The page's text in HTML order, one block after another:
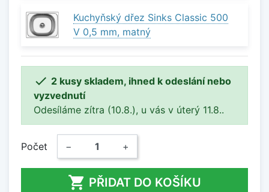
Kuchyňský dřez Sinks Classic 500
V 0,5 mm, matný
 2 kusy skladem, ihned k odeslání nebo
vyzvednutí
Odesíláme zítra (10.8.), u vás v úterý 11.8..
Počet − +
 PŘIDAT DO KOŠÍKU